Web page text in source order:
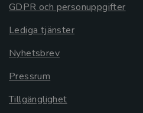
GDPR och personuppgifter
Lediga tjänster
Nyhetsbrev
Pressrum
Tillgänglighet